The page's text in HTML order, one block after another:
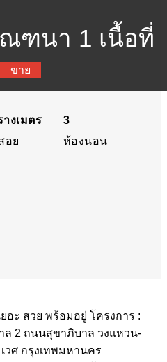
ฑนา 1 เนื้อที่
อมอยู่ โครงก
ตั้ง : ซอย
นุช แขวง
ะเวศ
คร
ขาย
างเมตร
อย
3
ห้องนอน